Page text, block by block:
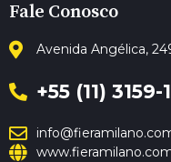
Fale Conosco
Avenida Angélica,
+55 (11) 3159-